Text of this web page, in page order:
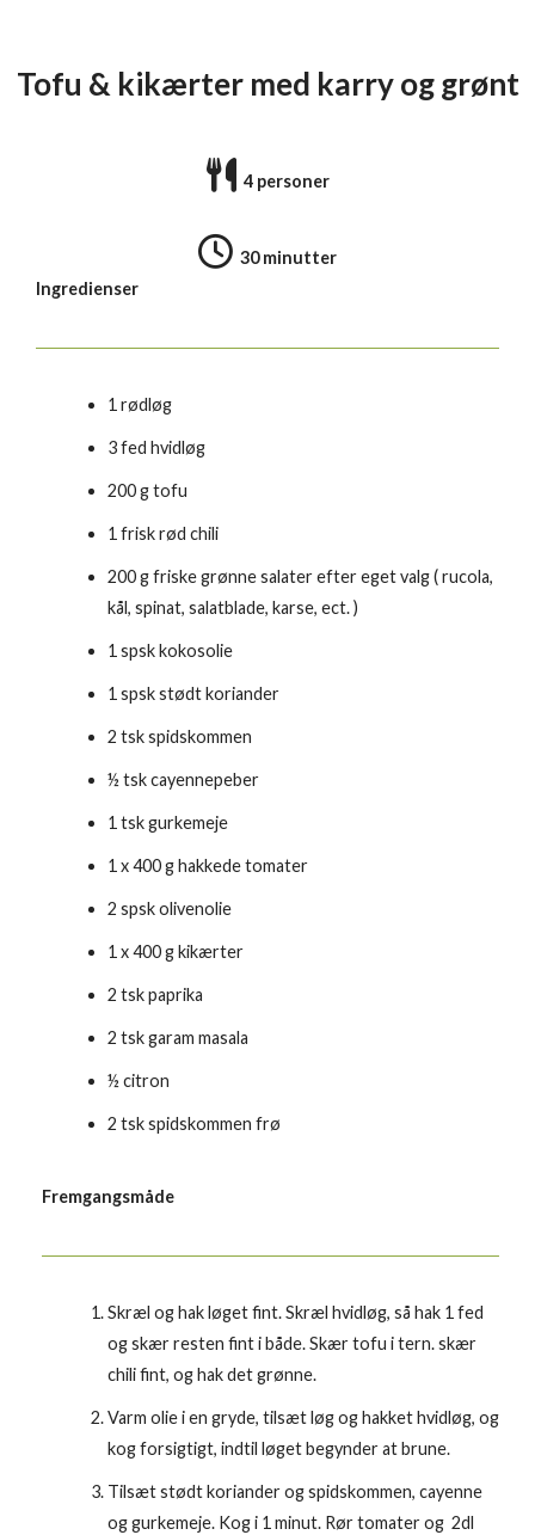
Tofu & kikærter med karry og grønt
4 personer
30 minutter
Ingredienser
1 rødløg
3 fed hvidløg
200 g tofu
1 frisk rød chili
200 g friske grønne salater efter eget valg ( rucola,
kål, spinat, salatblade, karse, ect. )
1 spsk kokosolie
1 spsk stødt koriander
2 tsk spidskommen
½ tsk cayennepeber
1 tsk gurkemeje
1 x 400 g hakkede tomater
2 spsk olivenolie
1 x 400 g kikærter
2 tsk paprika
2 tsk garam masala
½ citron
2 tsk spidskommen frø
Fremgangsmåde
Skræl og hak løget fint. Skræl hvidløg, så hak 1 fed
og skær resten fint i både. Skær tofu i tern. skær
chili fint, og hak det grønne.
Varm olie i en gryde, tilsæt løg og hakket hvidløg, og
kog forsigtigt, indtil løget begynder at brune.
Tilsæt stødt koriander og spidskommen, cayenne
og gurkemeje. Kog i 1 minut. Rør tomater og 2dl